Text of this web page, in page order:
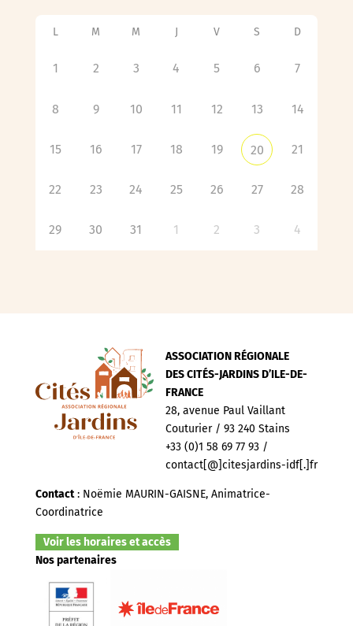
L M M J V S D
1 2 3 4 5 6 7
8 9 10 11 12 13 14
15 16 17 18 19 20 21
22 23 24 25 26 27 28
29 30 31 1 2 3 4
ASSOCIATION RÉGIONALE
DES CITÉS-JARDINS D’ILE-DE-
FRANCE
28, avenue Paul Vaillant
Couturier / 93 240 Stains
+33 (0)1 58 69 77 93 /
contact[@]citesjardins-idf[.]fr
Contact: Noëmie MAURIN-GAISNE, Animatrice-
Coordinatrice
Voir les horaires et accès
Nos partenaires